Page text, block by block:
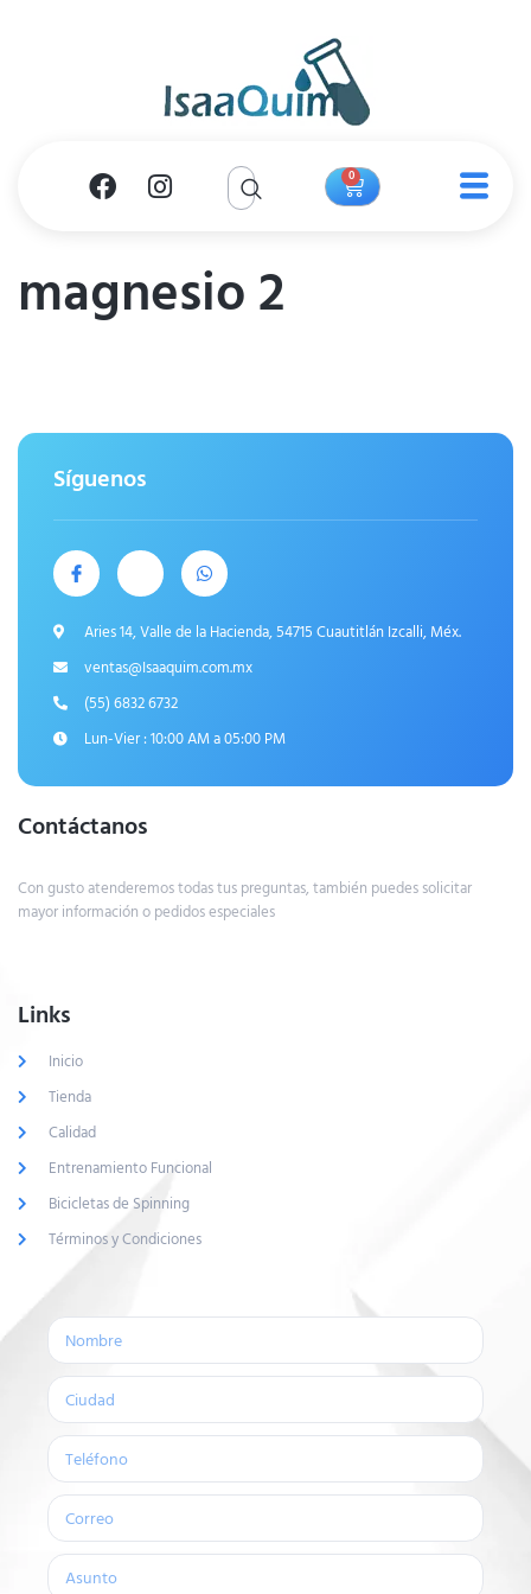
0
magnesio 2
Síguenos
Aries 14, Valle de la Hacienda, 54715 Cuautitlán Izcalli, Méx.
ventas@Isaaquim.com.mx
(55) 6832 6732
Lun-Vier : 10:00 AM a 05:00 PM
Contáctanos
Con gusto atenderemos todas tus preguntas, también puedes solicitar
mayor información o pedidos especiales
Links
Inicio
Tienda
Calidad
Entrenamiento Funcional
Bicicletas de Spinning
Términos y Condiciones